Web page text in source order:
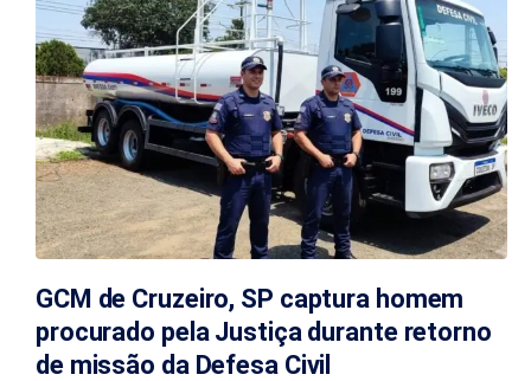
GCM de Cruzeiro, SP captura homem
procurado pela Justiça durante retorno
de missão da Defesa Civil